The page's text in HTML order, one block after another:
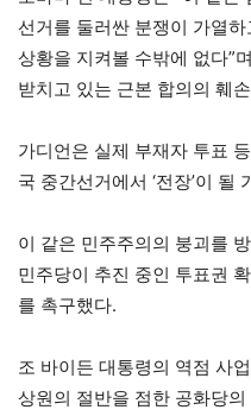
선거를 둘러싼 분쟁이 가열
상황을 지켜볼 수밖에 없다”
받치고 있는 근본 합의의 훼
가디언은 실제 부재자 투표
국 중간선거에서 ‘전장’이 될
이 같은 민주주의의 붕괴를
민주당이 추진 중인 투표권
를 촉구했다.
조 바이든 대통령의 역점 사
상원의 절반을 점한 공화당